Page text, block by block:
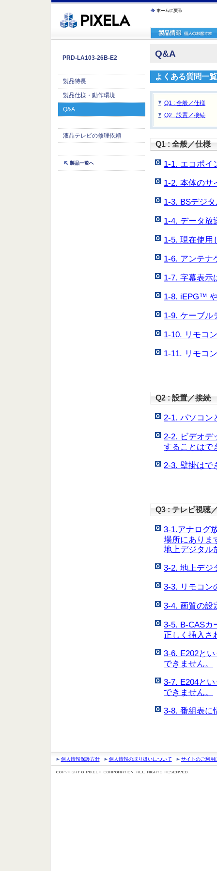
繝ｳ繧ｯ縺ｧ縺吶�
PRD-LA103-26B-E2
製品特長
製品仕様・動作環境
Q&A
液晶テレビの修理依頼
製品一覧へ
Q&A
よくある質問一覧
Q1 : 全般／仕様
Q2 : 設置／接続
Q1 : 全般／仕様
1-1. エコポイ
1-2. 本体のサ
1-3. BSデジ
1-4. データ放
1-5. 現在使用
1-6. アンテナ
1-7. 字幕表示
1-8. iEPG™
1-9. ケーブル
1-10. リモコ
1-11. リモコ
Q2 : 設置／接続
2-1. パソコン
2-2. ビデオデ
することはで
2-3. 壁掛はで
Q3 : テレビ視聴
3-1.アナログ
場所にありま
地上デジタル
3-2. 地上デジ
3-3. リモコン
3-4. 画質の設
3-5. B-CASカ
正しく挿入さ
3-6. E202と
できません。
3-7. E204と
できません。
3-8. 番組表に
個人情報保護方針 個人情報の取り扱いについて サイトのご利用